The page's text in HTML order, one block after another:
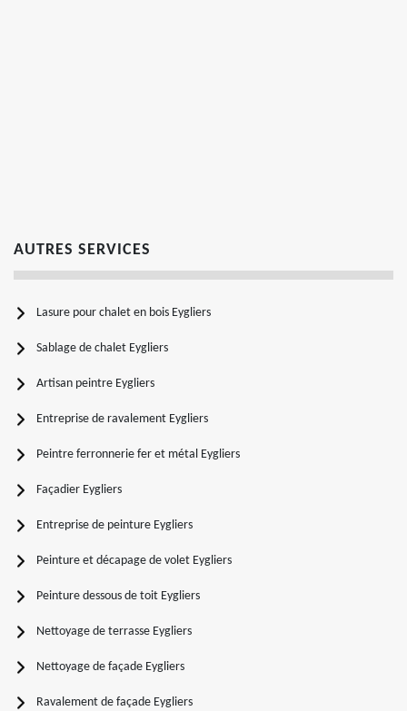
AUTRES SERVICES
Lasure pour chalet en bois Eygliers
Sablage de chalet Eygliers
Artisan peintre Eygliers
Entreprise de ravalement Eygliers
Peintre ferronnerie fer et métal Eygliers
Façadier Eygliers
Entreprise de peinture Eygliers
Peinture et décapage de volet Eygliers
Peinture dessous de toit Eygliers
Nettoyage de terrasse Eygliers
Nettoyage de façade Eygliers
Ravalement de façade Eygliers